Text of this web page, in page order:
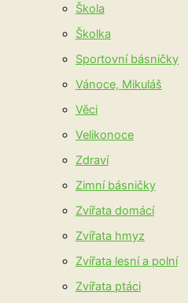
Škola
Školka
Sportovní básničky
Vánoce, Mikuláš
Věci
Velikonoce
Zdraví
Zimní básničky
Zvířata domácí
Zvířata hmyz
Zvířata lesní a polní
Zvířata ptáci